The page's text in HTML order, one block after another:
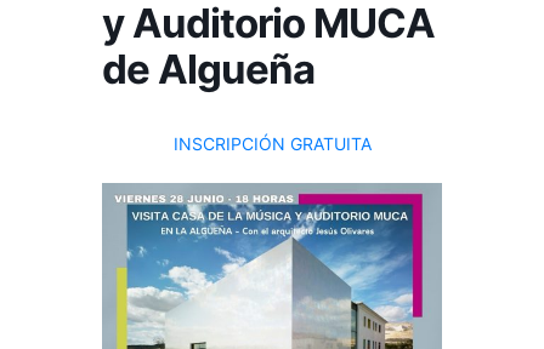
y Auditorio MUCA
de Algueña
INSCRIPCIÓN GRATUITA